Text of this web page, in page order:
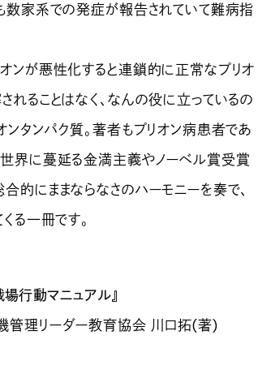
数家系での発症が報告されていて難病指
ンが悪性化すると連鎖的に正常なプリオ
ることはなく、なんの役に立っているの
タンパク質。著者もプリオン病患者であ
界に蔓延る金満主義やノーベル賞受賞
的にままならなさのハーモニーを奏で、
る一冊です。
行動マニュアル』
理リーダー教育協会 川口拓(著)